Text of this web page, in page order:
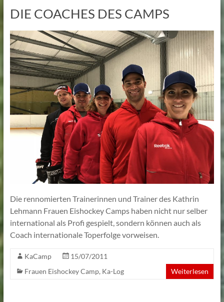
DIE COACHES DES CAMPS
Die rennomierten Trainerinnen und Trainer des Kathrin
Lehmann Frauen Eishockey Camps haben nicht nur selber
international als Profi gespielt, sondern können auch als
Coach internationale Toperfolge vorweisen.
KaCamp
15/07/2011
Frauen Eishockey Camp, Ka-Log Weiterlesen